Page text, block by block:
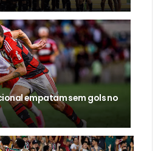
empatam sem gols no